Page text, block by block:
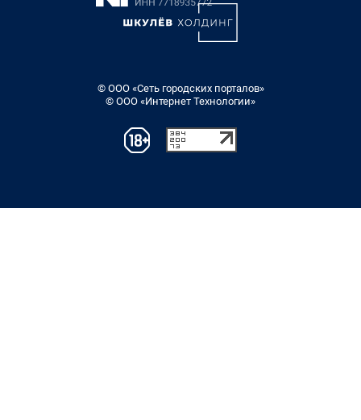
© ООО «Сеть городских порталов»
© ООО «Интернет Технологии»